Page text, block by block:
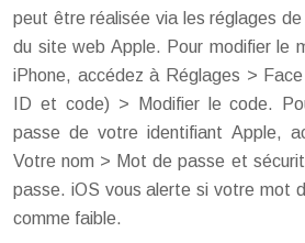
peut être réalisée via les réglages de
du site web Apple. Pour modifier le
iPhone, accédez à Réglages >
ID et code) > Modifier le code.
passe de votre identifiant Apple,
Votre nom > Mot de passe et
passe. iOS vous alerte si votre mot
comme faible.